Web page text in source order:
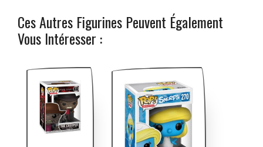
Ces Autres Figurines Peuvent Également
Vous Intéresser :